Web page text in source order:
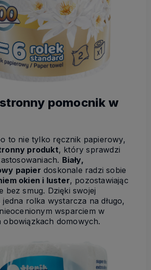
pomocnik w
to nie tylko ręcznik papierowy,
produkt, który sprawdzi
Biały,
papier doskonale radzi sobie
okien i luster, pozostawiając
bez smug. Dzięki swojej
jedna rolka wystarcza na długo,
wsparciem w
obowiązkach domowych.